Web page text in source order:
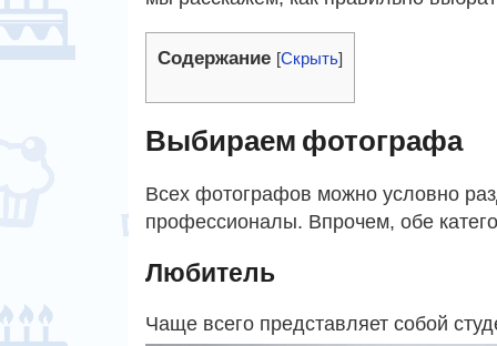
Содержание [Скрыть]
Выбираем фотографа
Всех фотографов можно условно
профессионалы. Впрочем, обе
Любитель
Чаще всего представляет собой